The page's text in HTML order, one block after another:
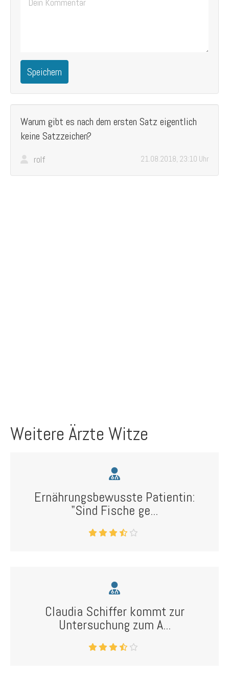
Speichern
Warum gibt es nach dem ersten Satz eigentlich
keine Satzzeichen?
rolf 21.08.2018, 23:10 Uhr
Weitere Ärzte Witze
Ernährungsbewusste Patientin:
"Sind Fische ge...
Claudia Schiffer kommt zur
Untersuchung zum A...